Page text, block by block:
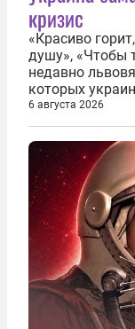
кризис
«Красиво
душу», «Чтобы
недавно
которых
скором
играть
6 августа 2026